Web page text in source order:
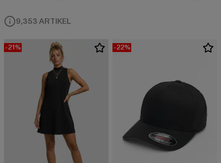
9,353 ARTIKEL
-21% -22%